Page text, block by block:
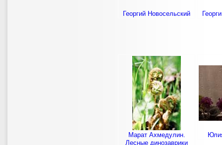
Георгий Новосельский
Марат Ахмедулин.
Лесные динозаврики